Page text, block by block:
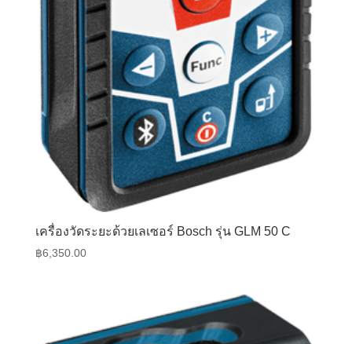
เครื่องวัดระยะด้วยเลเซอร์ Bosch รุ่น GLM 50 C
฿6,350.00